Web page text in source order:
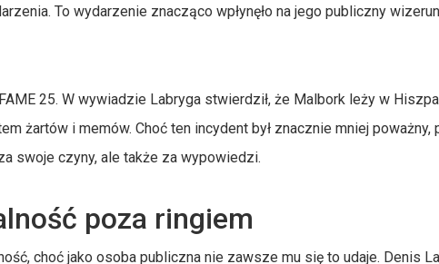
To wydarzenie znacząco wpłynęło na jego publiczny
25. W wywiadzie Labryga stwierdził, że Malbork leży w
żartów i memów. Choć ten incydent był znacznie mniej poważny,
swoje czyny, ale także za wypowiedzi.
poza ringiem
choć jako osoba publiczna nie zawsze mu się to udaje. Denis